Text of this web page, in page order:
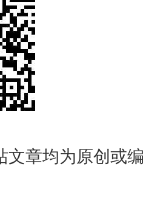
文章均为原创或